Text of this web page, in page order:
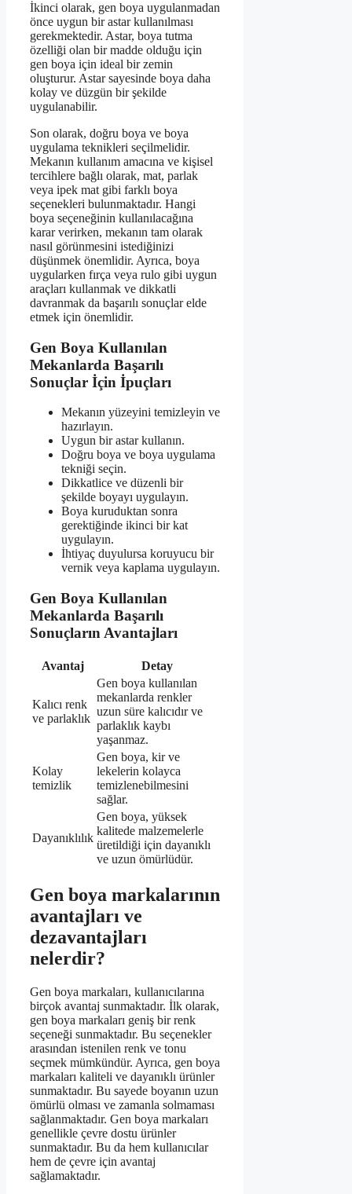
İkinci olarak, gen boya uygulanmadan
önce uygun bir astar kullanılması
gerekmektedir. Astar, boya tutma
özelliği olan bir madde olduğu için
gen boya için ideal bir zemin
oluşturur. Astar sayesinde boya daha
kolay ve düzgün bir şekilde
uygulanabilir.
Son olarak, doğru boya ve boya
uygulama teknikleri seçilmelidir.
Mekanın kullanım amacına ve kişisel
tercihlere bağlı olarak, mat, parlak
veya ipek mat gibi farklı boya
seçenekleri bulunmaktadır. Hangi
boya seçeneğinin kullanılacağına
karar verirken, mekanın tam olarak
nasıl görünmesini istediğinizi
düşünmek önemlidir. Ayrıca, boya
uygularken fırça veya rulo gibi uygun
araçları kullanmak ve dikkatli
davranmak da başarılı sonuçlar elde
etmek için önemlidir.
Gen Boya Kullanılan
Mekanlarda Başarılı
Sonuçlar İçin İpuçları
Mekanın yüzeyini temizleyin ve
hazırlayın.
Uygun bir astar kullanın.
Doğru boya ve boya uygulama
tekniği seçin.
Dikkatlice ve düzenli bir
şekilde boyayı uygulayın.
Boya kuruduktan sonra
gerektiğinde ikinci bir kat
uygulayın.
İhtiyaç duyulursa koruyucu bir
vernik veya kaplama uygulayın.
Gen Boya Kullanılan
Mekanlarda Başarılı
Sonuçların Avantajları
Avantaj Detay
Kalıcı renk
ve parlaklık
Gen boya kullanılan
mekanlarda renkler
uzun süre kalıcıdır ve
parlaklık kaybı
yaşanmaz.
Kolay
temizlik
Gen boya, kir ve
lekelerin kolayca
temizlenebilmesini
sağlar.
Dayanıklılık
Gen boya, yüksek
kalitede malzemelerle
üretildiği için dayanıklı
ve uzun ömürlüdür.
Gen boya markalarının
avantajları ve
dezavantajları
nelerdir?
Gen boya markaları, kullanıcılarına
birçok avantaj sunmaktadır. İlk olarak,
gen boya markaları geniş bir renk
seçeneği sunmaktadır. Bu seçenekler
arasından istenilen renk ve tonu
seçmek mümkündür. Ayrıca, gen boya
markaları kaliteli ve dayanıklı ürünler
sunmaktadır. Bu sayede boyanın uzun
ömürlü olması ve zamanla solmaması
sağlanmaktadır. Gen boya markaları
genellikle çevre dostu ürünler
sunmaktadır. Bu da hem kullanıcılar
hem de çevre için avantaj
sağlamaktadır.